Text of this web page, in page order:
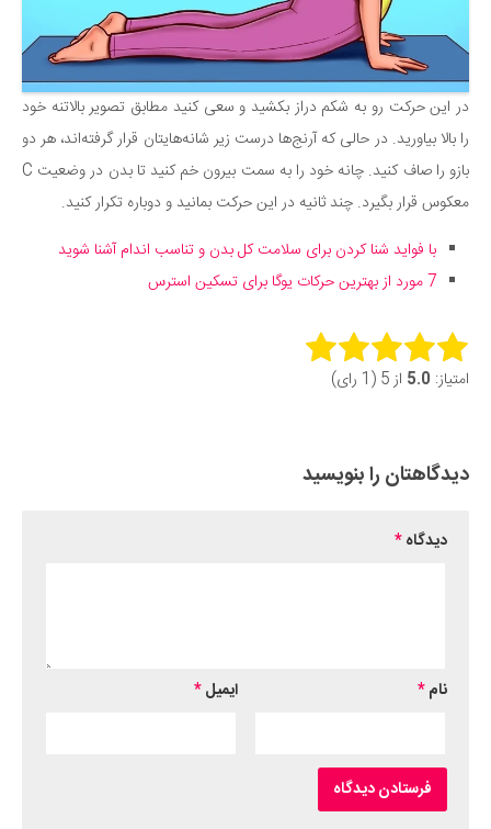
در این حرکت رو به شکم دراز بکشید و سعی کنید مطابق تصویر بالاتنه خود
را بالا بیاورید. در حالی که آرنج‌ها درست زیر شانه‌هایتان قرار گرفته‌اند، هر دو
بازو را صاف کنید. چانه خود را به سمت بیرون خم کنید تا بدن در وضعیت C
معکوس قرار بگیرد. چند ثانیه در این حرکت بمانید و دوباره تکرار کنید.
با فواید شنا کردن برای سلامت کل بدن و تناسب اندام آشنا شوید
7 مورد از بهترین حرکات یوگا برای تسکین استرس
Rate this item:
امتیاز: 5.0 از 5 (1 رای)
دیدگاهتان را بنویسید
دیدگاه*
نام* ایمیل*